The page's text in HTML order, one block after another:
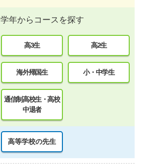
学年からコースを探す
高3生 高2生
海外帰国生 小・中学生
通信制高校生・高校
中退者
高等学校の先生